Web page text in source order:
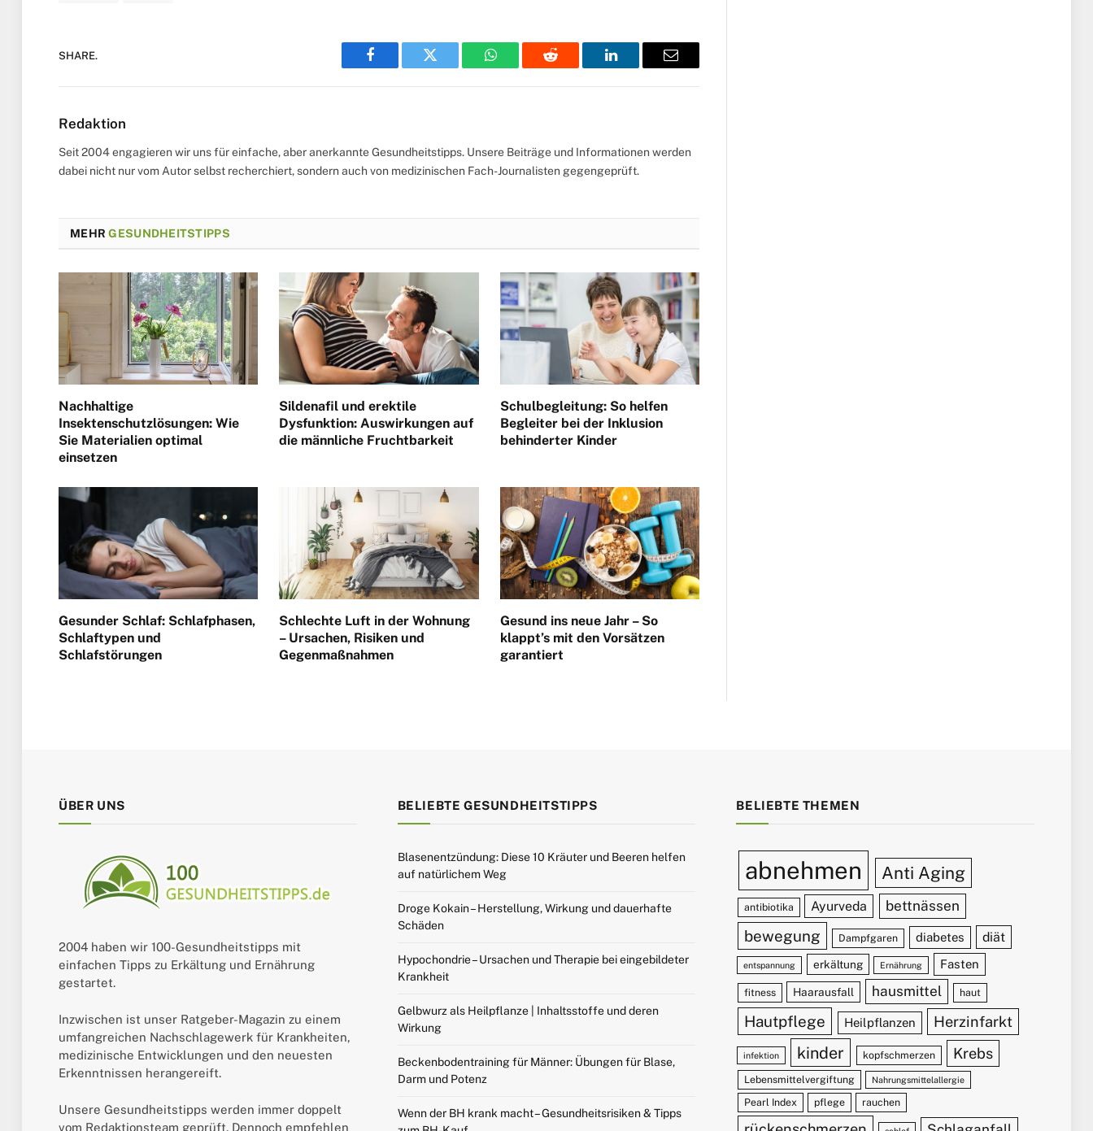
SHARE.
Facebook Twitter WhatsAppReddit LinkedIn Email
Redaktion
Seit 2004 engagieren wir uns für einfache, aber anerkannte Gesundheitstipps. Unsere Beiträge und Informationen werden
dabei nicht nur vom Autor selbst recherchiert, sondern auch von medizinischen Fach-Journalisten gegengeprüft.
MEHRGESUNDHEITSTIPPS
Nachhaltige
Insektenschutzlösungen: Wie
Sie Materialien optimal
einsetzen
Sildenafil und erektile
Dysfunktion: Auswirkungen auf
die männliche Fruchtbarkeit
Schulbegleitung: So helfen
Begleiter bei der Inklusion
behinderter Kinder
Gesunder Schlaf: Schlafphasen,
Schlaftypen und
Schlafstörungen
Schlechte Luft in der Wohnung
– Ursachen, Risiken und
Gegenmaßnahmen
Gesund ins neue Jahr – So
klappt’s mit den Vorsätzen
garantiert
ÜBER UNS
2004 haben wir 100-Gesundheitstipps mit
einfachen Tipps zu Erkältung und Ernährung
gestartet.
Inzwischen ist unser Ratgeber-Magazin zu einem
umfangreichen Nachschlagewerk für Krankheiten,
medizinische Entwicklungen und den neuesten
Erkenntnissen herangereift.
Unsere Gesundheitstipps werden immer doppelt
vom Redaktionsteam geprüft. Dennoch empfehlen
BELIEBTE GESUNDHEITSTIPPS
Blasenentzündung: Diese 10 Kräuter und Beeren helfen
auf natürlichem Weg
Droge Kokain – Herstellung, Wirkung und dauerhafte
Schäden
Hypochondrie – Ursachen und Therapie bei eingebildeter
Krankheit
Gelbwurz als Heilpflanze | Inhaltsstoffe und deren
Wirkung
Beckenbodentraining für Männer: Übungen für Blase,
Darm und Potenz
Wenn der BH krank macht – Gesundheitsrisiken & Tipps
BELIEBTE THEMEN
abnehmen Anti Aging
antibiotika Ayurveda bettnässen
bewegung Dampfgaren diabetes diät
entspannung erkältung Ernährung Fasten
fitness Haarausfall hausmittel haut
Hautpflege Heilpflanzen Herzinfarkt
infektion kinder kopfschmerzen Krebs
Lebensmittelvergiftung Nahrungsmittelallergie
Pearl Index pflege rauchen